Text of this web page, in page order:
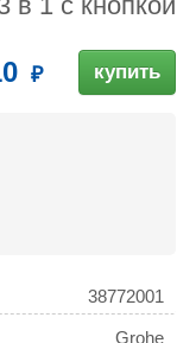
купить
38772001
Grohe